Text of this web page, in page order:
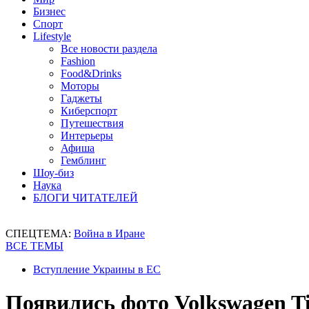
Бизнес
Спорт
Lifestyle
Все новости раздела
Fashion
Food&Drinks
Моторы
Гаджеты
Киберспорт
Путешествия
Интерьеры
Афиша
Гемблинг
Шоу-биз
Наука
БЛОГИ ЧИТАТЕЛЕЙ
СПЕЦТЕМА: Война в Иране
ВСЕ ТЕМЫ
Вступление Украины в ЕС
Появились фото Volkswagen